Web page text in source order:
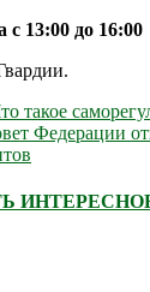
с 13:00 до 16:00
такое
Федерации
ИНТЕРЕСНО